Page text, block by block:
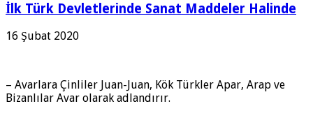
İlk Türk Devletlerinde Sanat Maddeler Halinde
16 Şubat 2020
– Avarlara Çinliler Juan-Juan, Kök Türkler Apar, Arap ve
Bizanlılar Avar olarak adlandırır.